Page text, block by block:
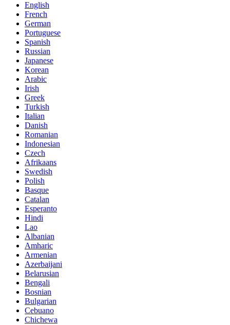
English
French
German
Portuguese
Spanish
Russian
Japanese
Korean
Arabic
Irish
Greek
Turkish
Italian
Danish
Romanian
Indonesian
Czech
Afrikaans
Swedish
Polish
Basque
Catalan
Esperanto
Hindi
Lao
Albanian
Amharic
Armenian
Azerbaijani
Belarusian
Bengali
Bosnian
Bulgarian
Cebuano
Chichewa